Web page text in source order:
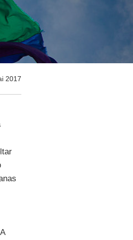
2017